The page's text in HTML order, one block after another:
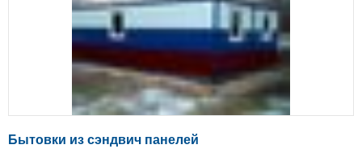
Бытовки из сэндвич панелей